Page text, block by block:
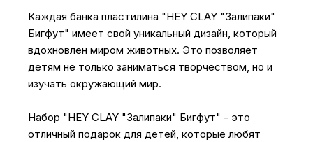
Каждая банка пластилина "HEY CLAY "Залипаки"
Бигфут" имеет свой уникальный дизайн, который
вдохновлен миром животных. Это позволяет
детям не только заниматься творчеством, но и
изучать окружающий мир.
Набор "HEY CLAY "Залипаки" Бигфут" - это
отличный подарок для детей, которые любят